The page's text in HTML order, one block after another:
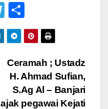
T
el
e
gr
a
m
h
ar
e
Ceramah ; Ustadz
H. Ahmad Sufian,
S.Ag Al – Banjari
ajak pegawai Kejati